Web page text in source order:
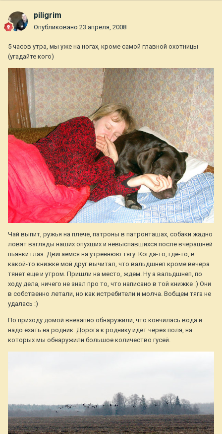
piligrim
Опубликовано 23 апреля, 2008
5 часов утра, мы уже на ногах, кроме самой главной охотницы
(угадайте кого)
Чай выпит, ружья на плече, патроны в патронташах, собаки жадно
ловят взгляды наших опухших и невыспавшихся после вчерашней
пьянки глаз. Двигаемся на утреннюю тягу. Когда-то, где-то, в
какой-то книжке мой друг вычитал, что вальдшнеп кроме вечера
тянет еще и утром. Пришли на место, ждем. Ну а вальдшнеп, по
ходу дела, ничего не знал про то, что написано в той книжке :) Они
в собственно летали, но как истребители и молча. Вобщем тяга не
удалась :)
По приходу домой внезапно обнаружили, что кончилась вода и
надо ехать на родник. Дорога к роднику идет через поля, на
которых мы обнаружили большое количество гусей.